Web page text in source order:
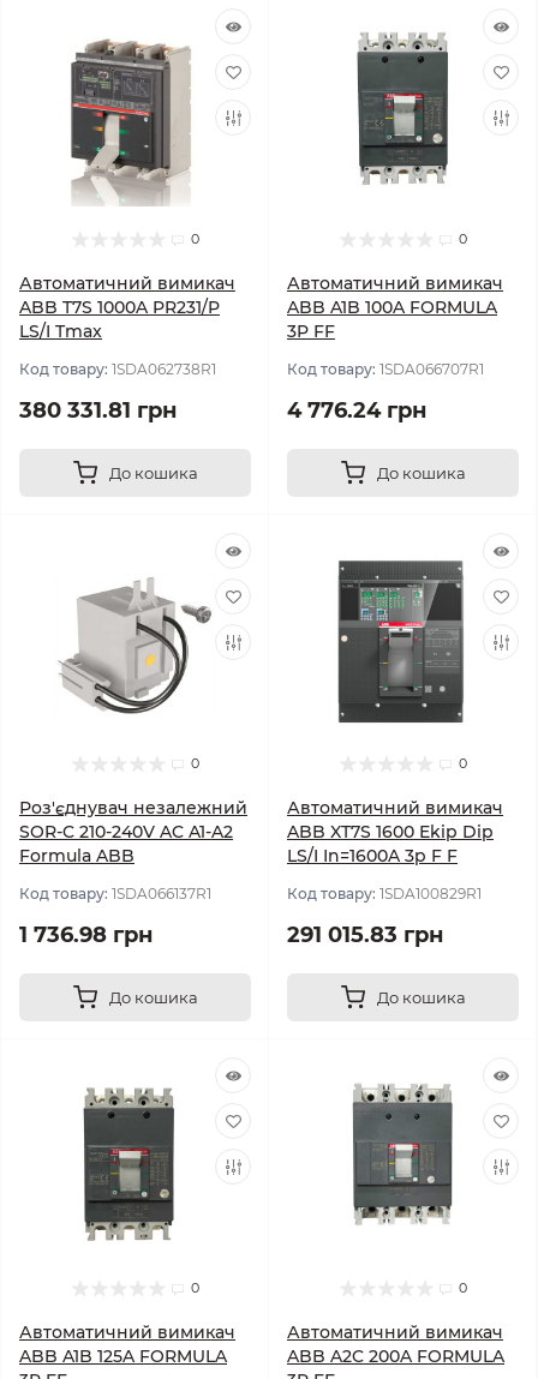
0
Автоматичний вимикач
ABB T7S 1000A PR231/P
LS/I Tmax
Код товару: 1SDA062738R1
380 331.81 грн
До кошика
0
Автоматичний вимикач
ABB A1B 100A FORMULA
3P FF
Код товару: 1SDA066707R1
4 776.24 грн
До кошика
0
Роз'єднувач незалежний
SOR-C 210-240V AC A1-A2
Formula ABB
Код товару: 1SDA066137R1
1 736.98 грн
До кошика
0
Автоматичний вимикач
ABB XT7S 1600 Ekip Dip
LS/I In=1600A 3p F F
Код товару: 1SDA100829R1
291 015.83 грн
До кошика
0
Автоматичний вимикач
ABB A1B 125A FORMULA
0
Автоматичний вимикач
ABB A2C 200A FORMULA